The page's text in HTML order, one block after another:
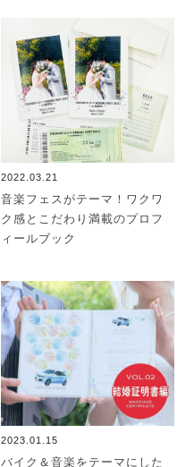
2022.03.21
音楽フェスがテーマ！ワクワ
ク感とこだわり満載のプロフ
ィールブック
2023.01.15
バイク＆音楽をテーマにした